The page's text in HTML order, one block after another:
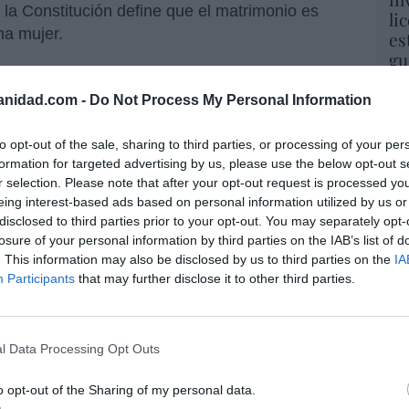
- Do Not Process My Personal Information
opt-out of the sale, sharing to third parties, or processing of your
for targeted advertising by us, please use the below opt-out
selection. Please note that after your opt-out request is processed
interest-based ads based on personal information utilized by us
to third parties prior to your opt-out. You may separately
of your personal information by third parties on the IAB’s list of
This information may also be disclosed by us to third parties on the
Participants that may further disclose it to other third parties.
Data Processing Opt Outs
opt-out of the Sharing of my personal data.
Constitución define que el matrimonio es
mujer.
este artículo?
newsletter y recibe cada dia
destacado de Hispanidad
legales
tu